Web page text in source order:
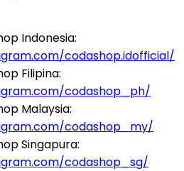
Indonesia:
codashop.idofficial/
Filipina:
codashop_ph/
Malaysia:
codashop_my/
Singapura:
codashop_sg/